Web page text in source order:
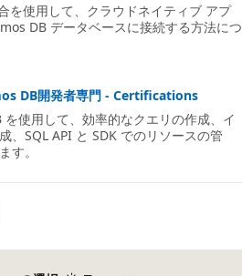
を使用して、クラウドネイティブ アプ
DB データベースに接続する方法につ
DB開発者専門 - Certifications
使用して、効率的なクエリの作成、イ
、SQL API と SDK でのリソースの管
す。